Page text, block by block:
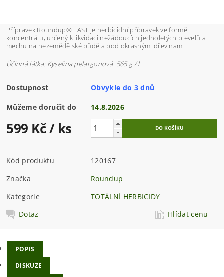
Přípravek Roundup® FAST je herbicidní přípravek ve formě
koncentrátu, určený k likvidaci nežádoucích jednoletých plevelů a
mechu na nezemědělské půdě a pod okrasnými dřevinami.
Účinná látka: Kyselina pelargonová 565 g / l
Dostupnost Obvykle do 3 dnů
Můžeme doručit do 14.8.2026
599 Kč/ ks
Kód produktu
120167
Značka
Roundup
Kategorie
TOTÁLNÍ HERBICIDY
Dotaz
Hlídat cenu
POPIS
DISKUZE